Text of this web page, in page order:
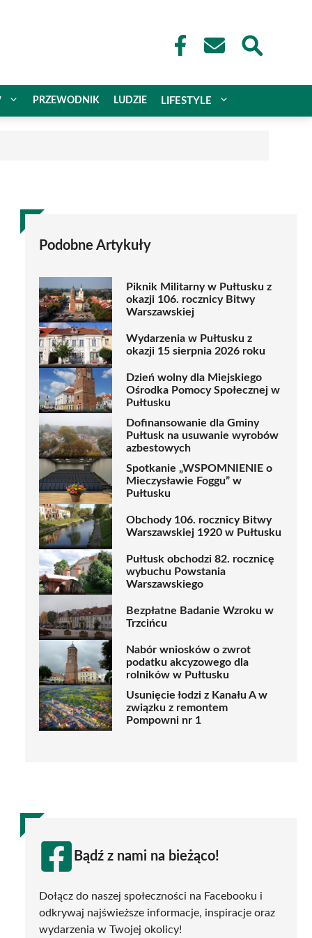
PRZEWODNIK LUDZIE LIFESTYLE
Podobne Artykuły
Piknik Militarny w Pułtusku z
okazji 106. rocznicy Bitwy
Warszawskiej
Wydarzenia w Pułtusku z
okazji 15 sierpnia 2026 roku
Dzień wolny dla Miejskiego
Ośrodka Pomocy Społecznej w
Pułtusku
Dofinansowanie dla Gminy
Pułtusk na usuwanie wyrobów
azbestowych
Spotkanie „WSPOMNIENIE o
Mieczysławie Foggu” w
Pułtusku
Obchody 106. rocznicy Bitwy
Warszawskiej 1920 w Pułtusku
Pułtusk obchodzi 82. rocznicę
wybuchu Powstania
Warszawskiego
Bezpłatne Badanie Wzroku w
Trzcińcu
Nabór wniosków o zwrot
podatku akcyzowego dla
rolników w Pułtusku
Usunięcie łodzi z Kanału A w
związku z remontem
Pompowni nr 1
Bądź z nami na bieżąco!
Dołącz do naszej społeczności na Facebooku i
odkrywaj najświeższe informacje, inspiracje oraz
wydarzenia w Twojej okolicy!